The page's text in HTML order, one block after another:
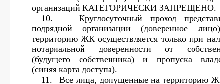
организаций КАТЕГОРИЧЕСКИ ЗАПРЕЩЕНО.
10.
Круглосуточный проход
подрядной организации (доверенное
территорию ЖК осуществляется только при
нотариальной доверенности от
(будущего собственника) и пропуска
(синяя карта доступа).
11.
Все лица, допущенные на территорию